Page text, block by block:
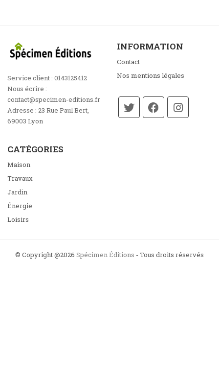
Service client : 0143125412
Nous écrire :
contact@specimen-editions.fr
Adresse : 23 Rue Paul Bert,
69003 Lyon
INFORMATION
Contact
Nos mentions légales
CATÉGORIES
Maison
Travaux
Jardin
Énergie
Loisirs
© Copyright @2026 Spécimen Éditions - Tous droits réservés